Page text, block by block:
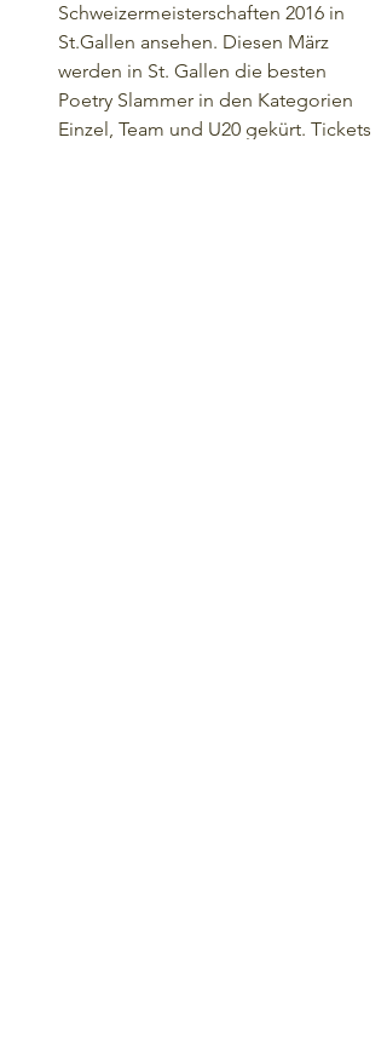
Schweizermeisterschaften 2016 in
St.Gallen ansehen. Diesen März
werden in St. Gallen die besten
Poetry Slammer in den Kategorien
Einzel, Team und U20 gekürt. Tickets